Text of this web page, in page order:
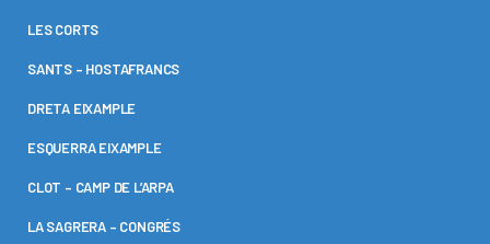
LES CORTS
SANTS – HOSTAFRANCS
DRETA EIXAMPLE
ESQUERRA EIXAMPLE
CLOT – CAMP DE L’ARPA
LA SAGRERA – CONGRÉS